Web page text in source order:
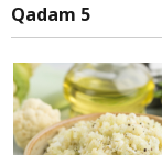
Qadam 5